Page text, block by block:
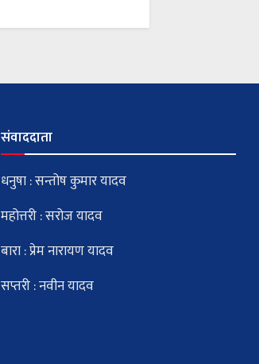
संवाददाता
धनुषा : सन्तोष कुमार यादव
महोत्तरी : सरोज यादव
बारा : प्रेम नारायण यादव
सप्तरी : नवीन यादव